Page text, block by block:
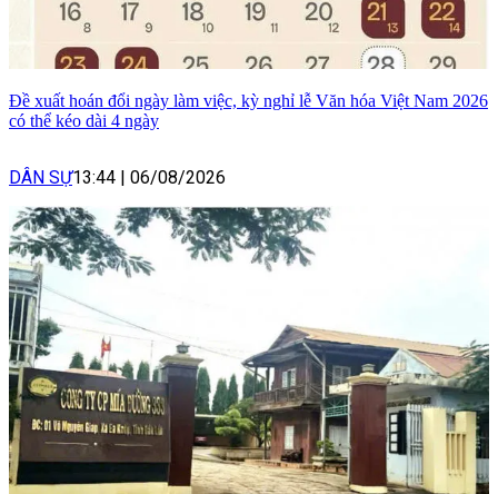
Đề xuất hoán đổi ngày làm việc, kỳ nghỉ lễ Văn hóa Việt Nam 2026
có thể kéo dài 4 ngày
DÂN SỰ13:44 06/08/2026